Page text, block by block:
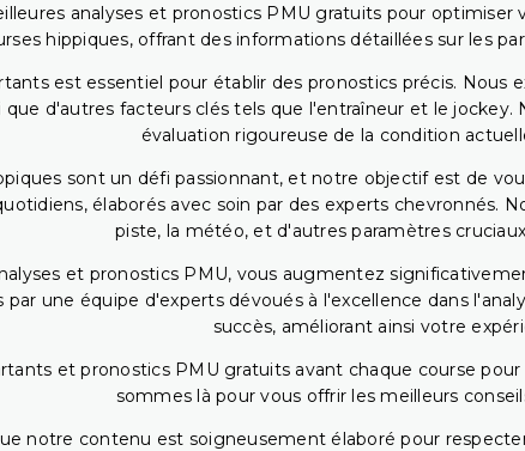
analyses et pronostics PMU gratuits pour
hippiques, offrant des informations détaillées sur les
est essentiel pour établir des pronostics précis.
que d'autres facteurs clés tels que l'entraîneur et le
évaluation rigoureuse de la condition
sont un défi passionnant, et notre objectif est de
élaborés avec soin par des experts chevronnés.
piste, la météo, et d'autres paramètres
et pronostics PMU, vous augmentez
par une équipe d'experts dévoués à l'excellence dans
succès, améliorant ainsi votre
et pronostics PMU gratuits avant chaque course
sommes là pour vous offrir les meilleurs
notre contenu est soigneusement élaboré pour